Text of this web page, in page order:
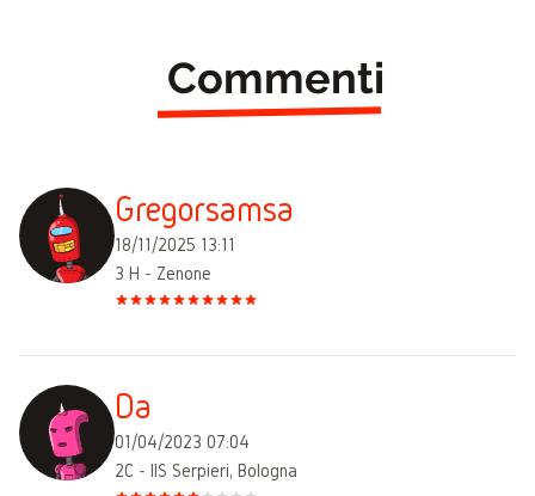
Commenti
Gregorsamsa
18/11/2025 13:11
3 H - Zenone
Da
01/04/2023 07:04
2C - IIS Serpieri, Bologna